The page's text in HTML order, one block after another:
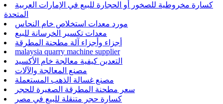
كسارة مخروطية للصخور أو الحجارة للبيع في الإمارات العربية
المتحدة
مورد معدات استخلاص خام النحاس
معدات تكسير الخرسانة للبيع
أجزاء وأجزاء آلة مطحنة المطرقة
malaysia quarry machine supplier
التعدين كيفية معالجة خام الأكسيد
مصنع المعالجة والآلات
مصنع غسالة الذهب المستعملة
سعر مطحنة المطرقة الصغيرة للحجر
كسارة حجر متنقلة للبيع في مصر